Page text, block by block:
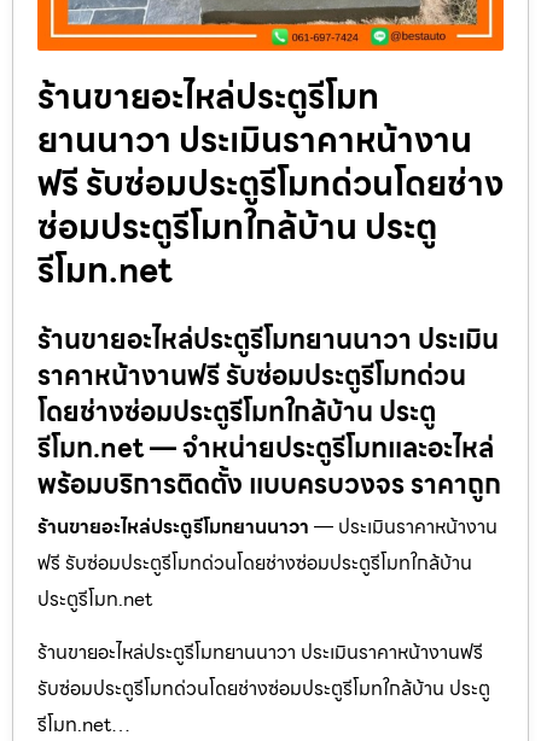
ร้านขายอะไหล่ประตูรีโมท
ยานนาวา ประเมินราคาหน้างาน
ฟรี รับซ่อมประตูรีโมทด่วนโดยช่าง
ซ่อมประตูรีโมทใกล้บ้าน ประตู
รีโมท.net
ร้านขายอะไหล่ประตูรีโมทยานนาวา ประเมิน
ราคาหน้างานฟรี รับซ่อมประตูรีโมทด่วน
โดยช่างซ่อมประตูรีโมทใกล้บ้าน ประตู
รีโมท.net — จำหน่ายประตูรีโมทและอะไหล่
พร้อมบริการติดตั้ง แบบครบวงจร ราคาถูก
ร้านขายอะไหล่ประตูรีโมทยานนาวา — ประเมินราคาหน้างาน
ฟรี รับซ่อมประตูรีโมทด่วนโดยช่างซ่อมประตูรีโมทใกล้บ้าน
ประตูรีโมท.net
ร้านขายอะไหล่ประตูรีโมทยานนาวา ประเมินราคาหน้างานฟรี
รับซ่อมประตูรีโมทด่วนโดยช่างซ่อมประตูรีโมทใกล้บ้าน ประตู
รีโมท.net…